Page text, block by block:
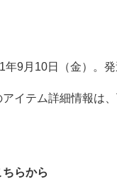
9月10日（金）。
イテム詳細情報は
らから